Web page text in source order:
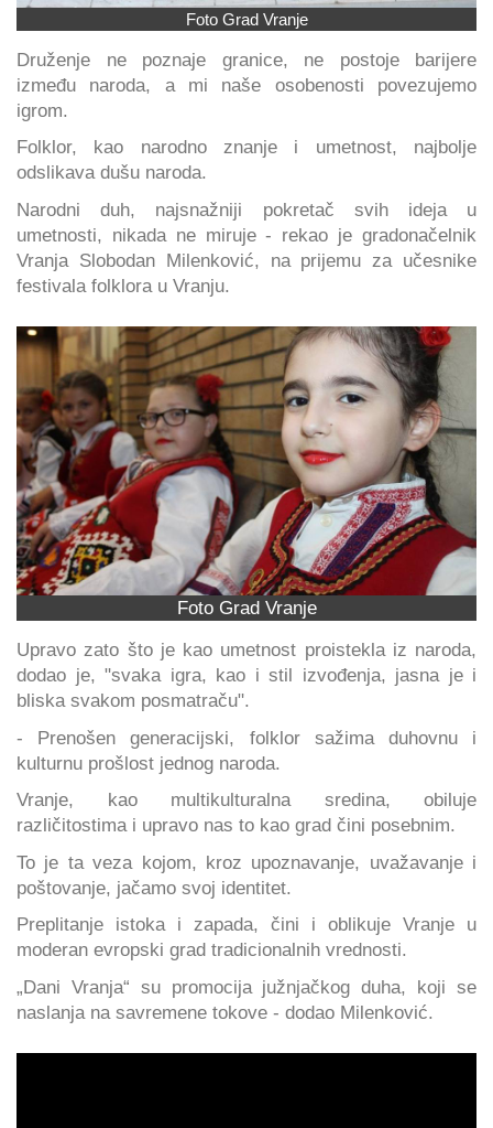
Foto Grad Vranje
Druženje ne poznaje granice, ne postoje barijere
između naroda, a mi naše osobenosti povezujemo
igrom.
Folklor, kao narodno znanje i umetnost, najbolje
odslikava dušu naroda.
Narodni duh, najsnažniji pokretač svih ideja u
umetnosti, nikada ne miruje - rekao je gradonačelnik
Vranja Slobodan Milenković, na prijemu za učesnike
festivala folklora u Vranju.
Foto Grad Vranje
Upravo zato što je kao umetnost proistekla iz naroda,
dodao je, "svaka igra, kao i stil izvođenja, jasna je i
bliska svakom posmatraču".
- Prenošen generacijski, folklor sažima duhovnu i
kulturnu prošlost jednog naroda.
Vranje, kao multikulturalna sredina, obiluje
različitostima i upravo nas to kao grad čini posebnim.
To je ta veza kojom, kroz upoznavanje, uvažavanje i
poštovanje, jačamo svoj identitet.
Preplitanje istoka i zapada, čini i oblikuje Vranje u
moderan evropski grad tradicionalnih vrednosti.
„Dani Vranja“ su promocija južnjačkog duha, koji se
naslanja na savremene tokove - dodao Milenković.